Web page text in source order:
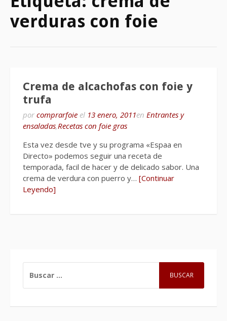
verduras con foie
Crema de alcachofas con foie y
trufa
por comprarfoie el 13 enero, 2011en Entrantes y
ensaladas,Recetas con foie gras
Esta vez desde tve y su programa «Espaa en
Directo» podemos seguir una receta de
temporada, facil de hacer y de delicado sabor. Una
crema de verdura con puerro y… [Continuar
Leyendo]